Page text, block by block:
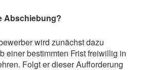
Abschiebung?
wird zunächst dazu
einer bestimmten Frist freiwillig in
Folgt er dieser Aufforderung